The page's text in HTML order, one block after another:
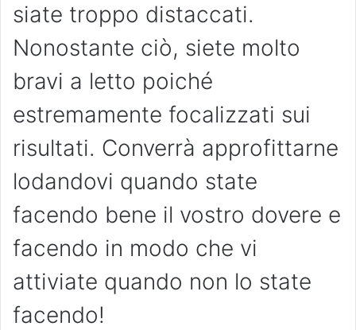
siate troppo distaccati.
Nonostante ciò, siete molto
bravi a letto poiché
estremamente focalizzati sui
risultati. Converrà approfittarne
lodandovi quando state
facendo bene il vostro dovere e
facendo in modo che vi
attiviate quando non lo state
facendo!